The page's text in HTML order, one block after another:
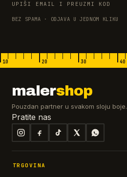
UPIŠI EMAIL I PREUZMI KOD
BEZ SPAMA · ODJAVA U JEDNOM KLIKU
10 20 30 40
malershop
Pouzdan partner u svakom sloju boje.
Pratite nas
TRGOVINA